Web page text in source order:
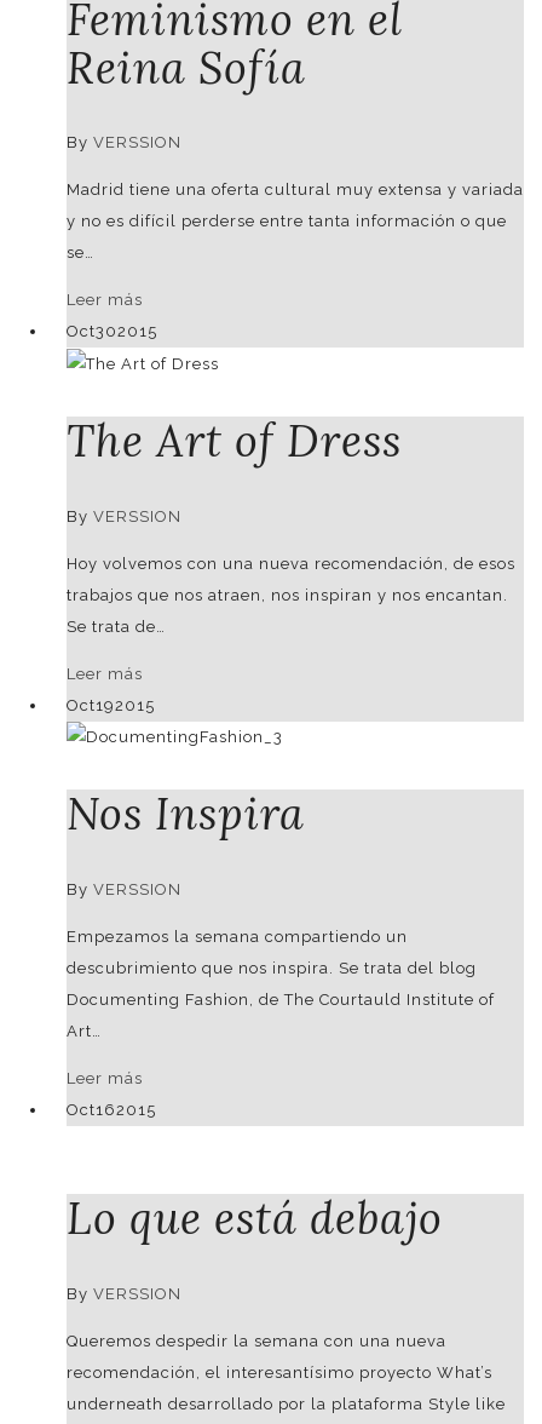
Feminismo en el
Reina Sofía
By VERSSION
Madrid tiene una oferta cultural muy extensa y variada
y no es difícil perderse entre tanta información o que
se…
Leer más
Oct302015
The Art of Dress
By VERSSION
Hoy volvemos con una nueva recomendación, de esos
trabajos que nos atraen, nos inspiran y nos encantan.
Se trata de…
Leer más
Oct192015
Nos Inspira
By VERSSION
Empezamos la semana compartiendo un
descubrimiento que nos inspira. Se trata del blog
Documenting Fashion, de The Courtauld Institute of
Art…
Leer más
Oct162015
Lo que está debajo
By VERSSION
Queremos despedir la semana con una nueva
recomendación, el interesantísimo proyecto What’s
underneath desarrollado por la plataforma Style like